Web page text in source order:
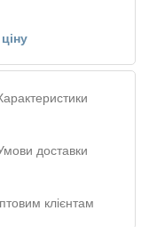
доставки
клієнтам